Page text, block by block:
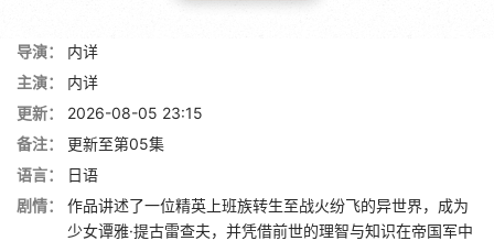
导演：
内详
主演：
内详
更新：
2026-08-05 23:15
备注：
更新至第05集
语言：
日语
剧情：
作品讲述了一位精英上班族转生至战火纷飞的异世界，成为
少女谭雅·提古雷查夫，并凭借前世的理智与知识在帝国军中